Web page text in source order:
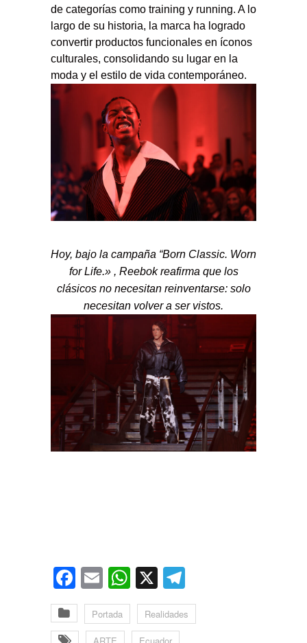
de categorías como training y running. A lo
largo de su historia, la marca ha logrado
convertir productos funcionales en íconos
culturales, consolidando su lugar en la
moda y el estilo de vida contemporáneo.
Hoy, bajo la campaña “Born Classic. Worn
for Life.» , Reebok reafirma que los
clásicos no necesitan reinventarse: solo
necesitan volver a ser vistos.
Facebook
EmailWhatsApp
X
Portada Realidades